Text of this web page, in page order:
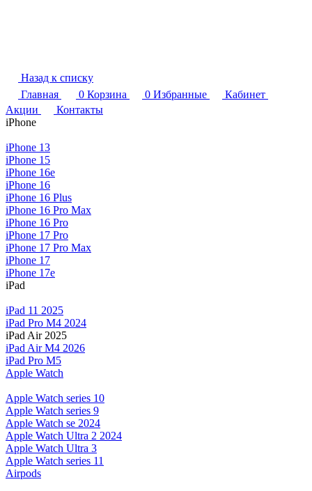
Назад к списку
Главная
0 Корзина 0 Избранные
Кабинет
Акции
Контакты
iPhone
iPhone 13
iPhone 15
iPhone 16e
iPhone 16
iPhone 16 Plus
iPhone 16 Pro Max
iPhone 16 Pro
iPhone 17 Pro
iPhone 17 Pro Max
iPhone 17
iPhone 17e
iPad
iPad 11 2025
iPad Pro M4 2024
iPad Air 2025
iPad Air M4 2026
iPad Pro M5
Apple Watch
Apple Watch series 10
Apple Watch series 9
Apple Watch se 2024
Apple Watch Ultra 2 2024
Apple Watch Ultra 3
Apple Watch series 11
Airpods